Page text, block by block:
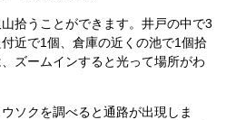
拾うことができます。井戸の中で3
近で1個、倉庫の近くの池で1個拾
ズームインすると光って場所がわ
ソクを調べると通路が出現しま